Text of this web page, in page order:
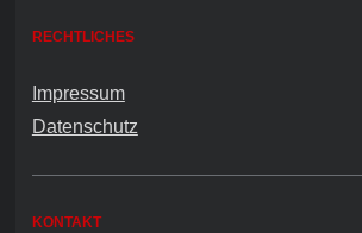
RECHTLICHES
Impressum
Datenschutz
KONTAKT